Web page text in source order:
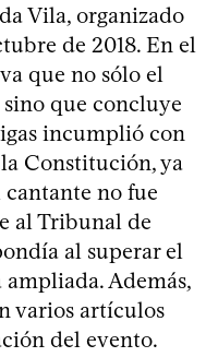
Vila, organizado
de 2018. En el
que no sólo el
que concluye
incumplió con
Constitución, ya
cantante no fue
al Tribunal de
al superar el
Además,
varios artículos
del evento.